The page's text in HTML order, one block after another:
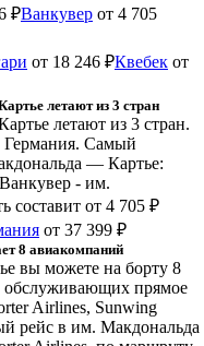
₽Ванкувер от 4 705
от 18 246 ₽Квебек от
летают из 3 стран
летают из 3 стран.
Самый
— Картье:
- им.
составит от 4 705 ₽
от 37 399 ₽
8 авиакомпаний
вы можете на борту 8
обслуживающих прямое
Airlines, Sunwing
рейс в им. Макдональда